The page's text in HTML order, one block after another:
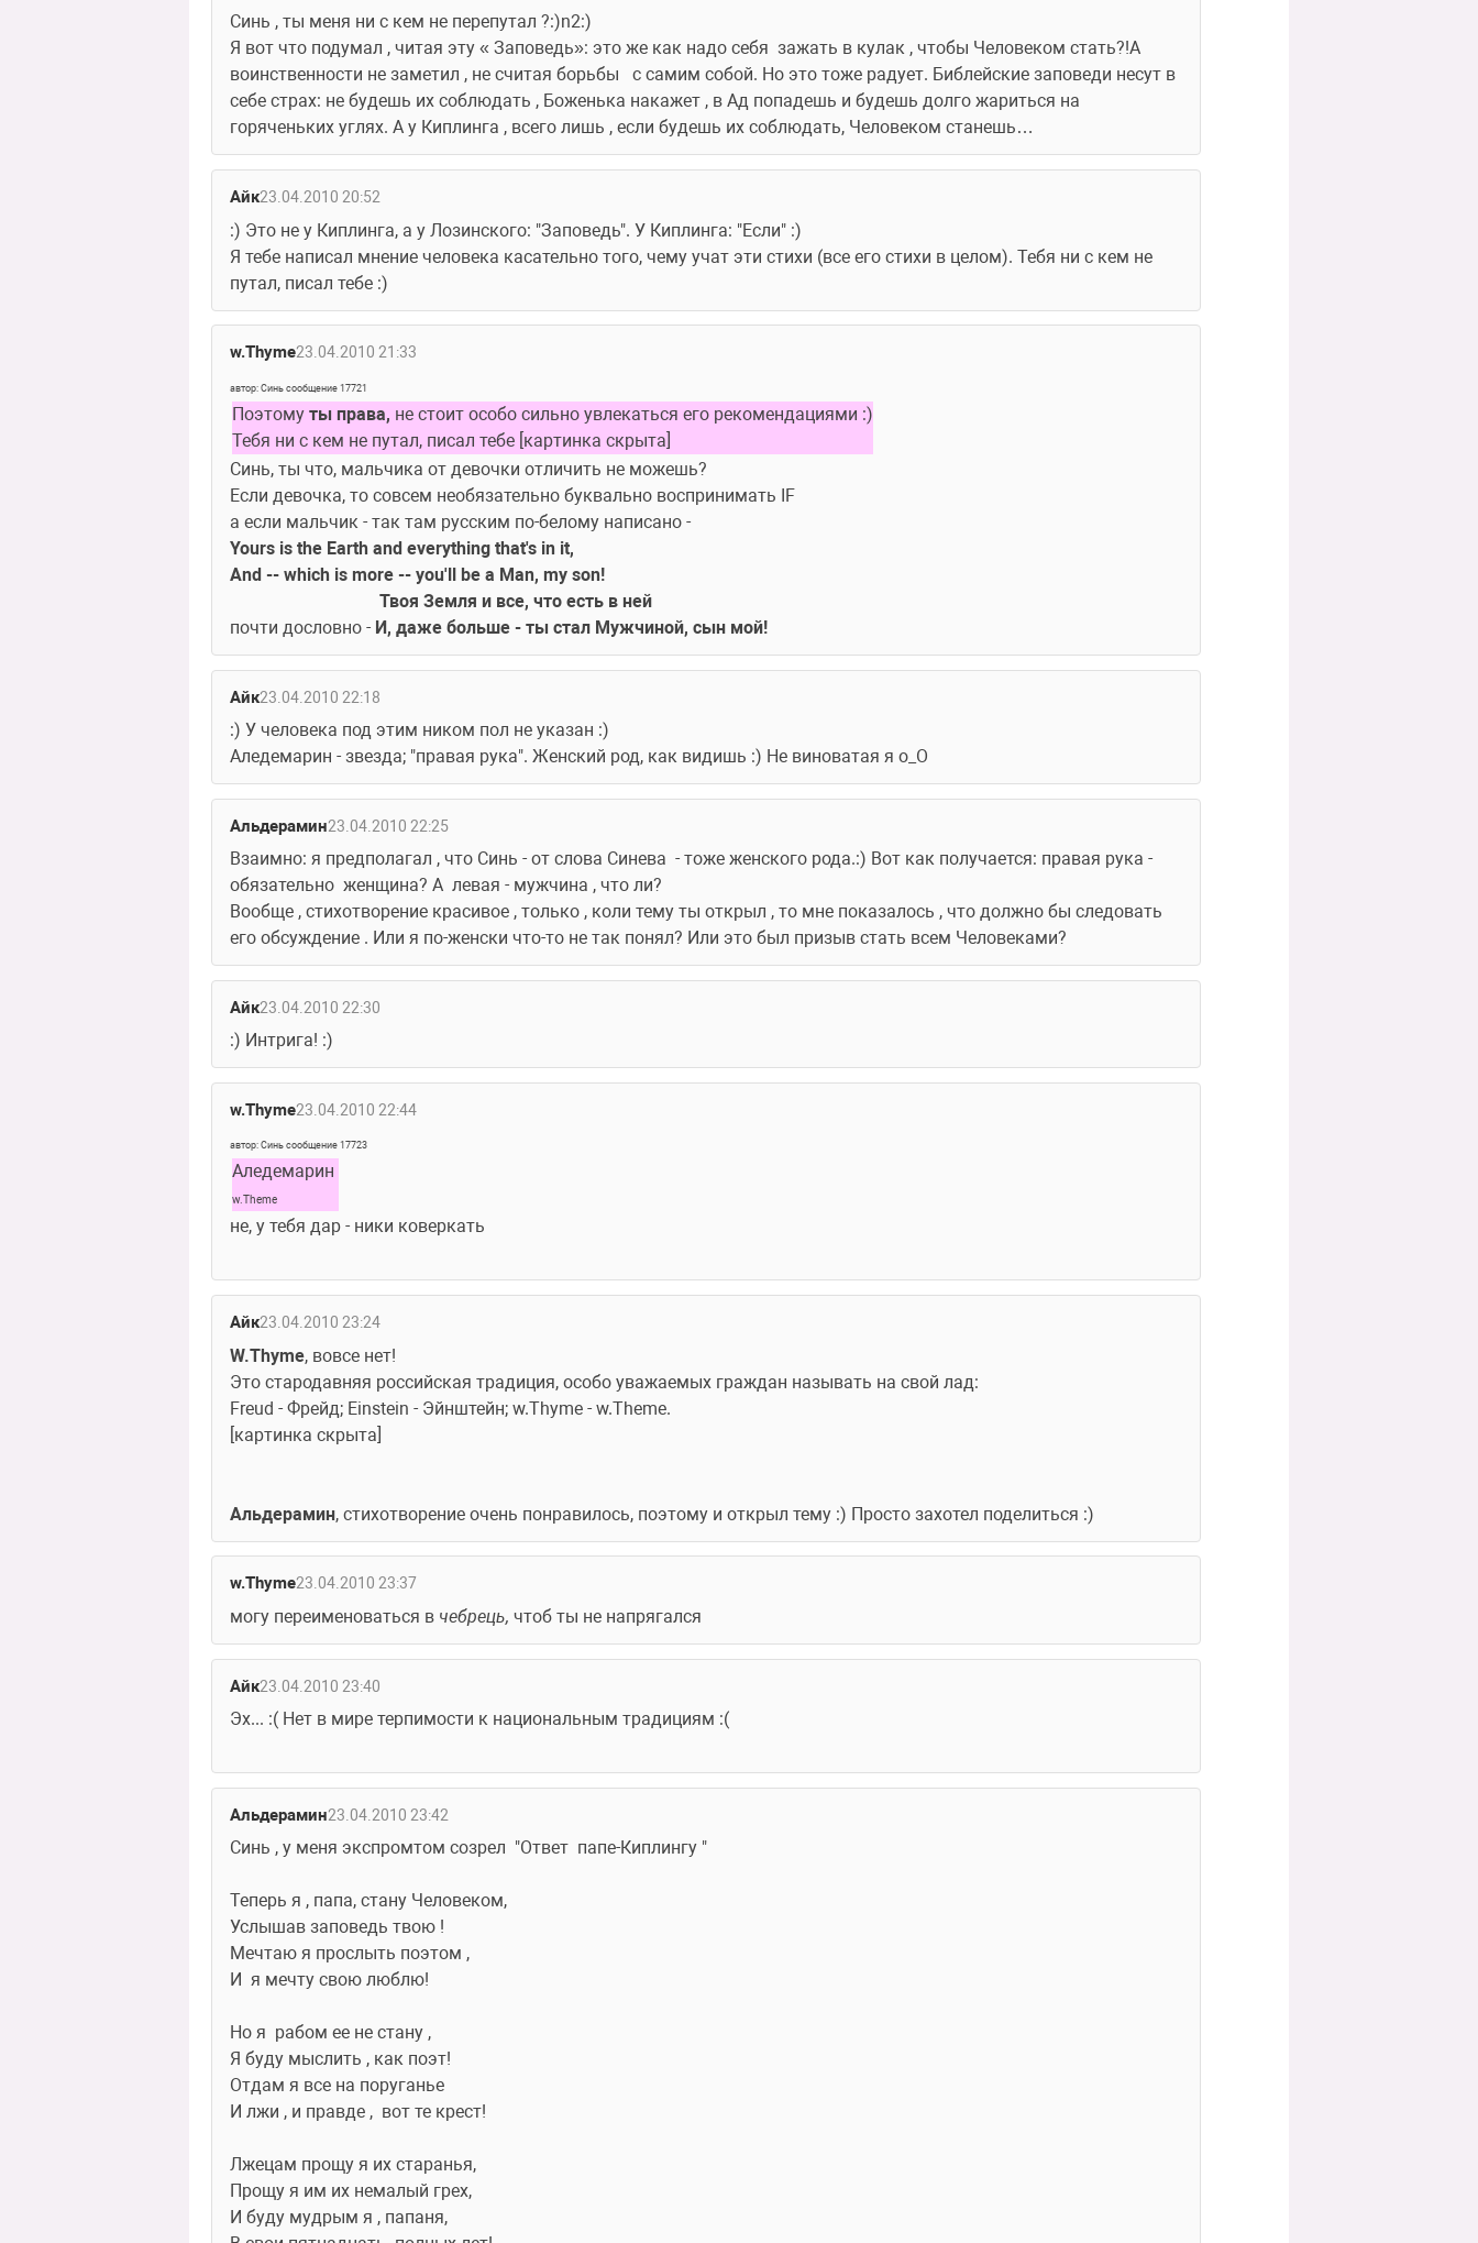
Синь , ты меня ни с кем не перепутал ?:)n2:)
Я вот что подумал , читая эту « Заповедь»: это же как надо себя  зажать в кулак , чтобы Человеком стать?!А
воинственности не заметил , не считая борьбы   с самим собой. Но это тоже радует. Библейские заповеди несут в
себе страх: не будешь их соблюдать , Боженька накажет , в Ад попадешь и будешь долго жариться на
горяченьких углях. А у Киплинга , всего лишь , если будешь их соблюдать, Человеком станешь…
Айк23.04.2010 20:52
:) Это не у Киплинга, а у Лозинского: "Заповедь". У Киплинга: "Если" :)
Я тебе написал мнение человека касательно того, чему учат эти стихи (все его стихи в целом). Тебя ни с кем не
путал, писал тебе :)
w.Thyme23.04.2010 21:33
автор: Синь сообщение 17721
Поэтому ты права, не стоит особо сильно увлекаться его рекомендациями :)
Тебя ни с кем не путал, писал тебе [картинка скрыта]
Синь, ты что, мальчика от девочки отличить не можешь?
Если девочка, то совсем необязательно буквально воспринимать IF
а если мальчик - так там русским по-белому написано -
Yours is the Earth and everything that's in it,
And -- which is more -- you'll be a Man, my son!
Твоя Земля и все, что есть в ней
почти дословно - И, даже больше - ты стал Мужчиной, сын мой!
Айк23.04.2010 22:18
:) У человека под этим ником пол не указан :)
Аледемарин - звезда; "правая рука". Женский род, как видишь :) Не виноватая я о_О
Альдерамин23.04.2010 22:25
Взаимно: я предполагал , что Синь - от слова Синева  - тоже женского рода.:) Вот как получается: правая рука -
обязательно  женщина? А  левая - мужчина , что ли?
Вообще , стихотворение красивое , только , коли тему ты открыл , то мне показалось , что должно бы следовать
его обсуждение . Или я по-женски что-то не так понял? Или это был призыв стать всем Человеками?
Айк23.04.2010 22:30
:) Интрига! :)
w.Thyme23.04.2010 22:44
автор: Синь сообщение 17723
Аледемарин
w.Theme
не, у тебя дар - ники коверкать
Айк23.04.2010 23:24
W.Thyme, вовсе нет!
Это стародавняя российская традиция, особо уважаемых граждан называть на свой лад:
Freud - Фрейд; Einstein - Эйнштейн; w.Thyme - w.Theme.
[картинка скрыта]
Альдерамин, стихотворение очень понравилось, поэтому и открыл тему :) Просто захотел поделиться :)
w.Thyme23.04.2010 23:37
могу переименоваться в чебрець, чтоб ты не напрягался
Айк23.04.2010 23:40
Эх... :( Нет в мире терпимости к национальным традициям :(
Альдерамин23.04.2010 23:42
Синь , у меня экспромтом созрел  "Ответ  папе-Киплингу "
Теперь я , папа, стану Человеком,
Услышав заповедь твою !
Мечтаю я прослыть поэтом ,
И  я мечту свою люблю!
Но я  рабом ее не стану ,
Я буду мыслить , как поэт!
Отдам я все на поруганье
И лжи , и правде ,  вот те крест!
Лжецам прощу я их старанья,
Прощу я им их немалый грех,
И буду мудрым я , папаня,